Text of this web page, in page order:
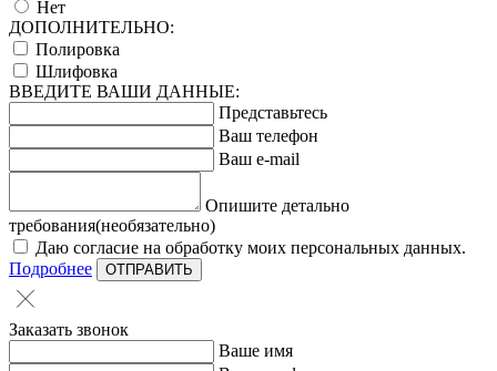
Нет
ДОПОЛНИТЕЛЬНО:
Полировка
Шлифовка
ВВЕДИТЕ ВАШИ ДАННЫЕ:
Представьтесь
Ваш телефон
Ваш e-mail
Опишите детально
требования(необязательно)
Даю согласие на обработку моих персональных данных.
Подробнее
ОТПРАВИТЬ
Заказать звонок
Ваше имя